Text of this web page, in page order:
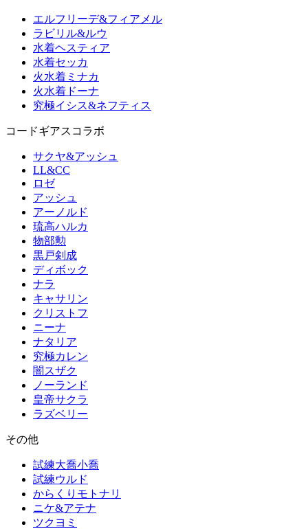
エルフリーデ&フィアメル
ラビリル&ルウ
水着ヘスティア
水着セッカ
火水着ミナカ
火水着ドーナ
究極イシス&ネフティス
コードギアスコラボ
サクヤ&アッシュ
LL&CC
ロゼ
アッシュ
アーノルド
琉高ハルカ
物部勲
黒戸剣成
ディボック
ナラ
キャサリン
クリストフ
ニーナ
ナタリア
究極カレン
闇スザク
ノーランド
皇帝サクラ
ラズベリー
その他
試練大喬小喬
試練ウルド
からくりモトナリ
ニケ&アテナ
ツクヨミ